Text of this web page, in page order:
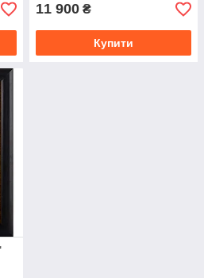
11 900 ₴
Купити